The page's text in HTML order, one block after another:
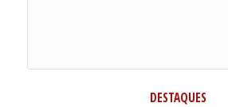
DESTAQUES